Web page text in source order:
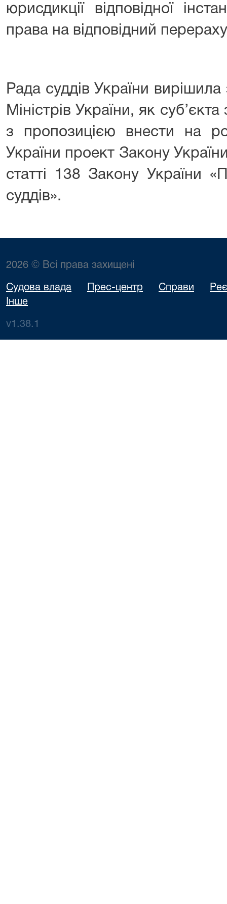
юрисдикції відповідної
права на відповідний
Рада суддів України
Міністрів України, як суб’єкта
з пропозицією внести на
України проект Закону
статті 138 Закону України
суддів».
2026 © Всі права захищені
Судова влада Прес-центр Справи
Інше
v1.38.1